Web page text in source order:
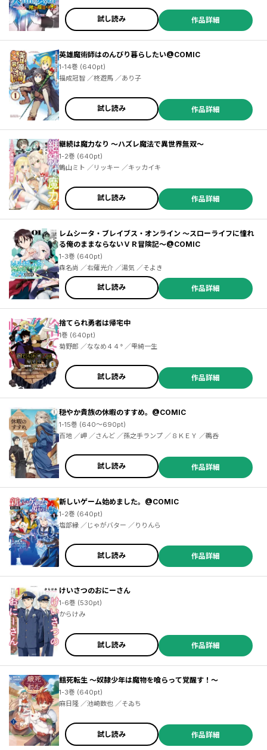
試し読み 作品詳細
英雄魔術師はのんびり暮らしたい@COMIC
1-14巻 (640pt)
福成冠智 ／柊遊馬 ／あり子
試し読み 作品詳細
継続は魔力なり ～ハズレ魔法で異世界無双～
1-2巻 (640pt)
鶴山ミト ／リッキー ／キッカイキ
試し読み 作品詳細
レムシータ・ブレイブス・オンライン ～スローライフに憧れ
る俺のままならないＶＲ冒険記～@COMIC
1-3巻 (640pt)
森名尚 ／右薙光介 ／湯気 ／そよき
試し読み 作品詳細
捨てられ勇者は帰宅中
1巻 (640pt)
菊野郎 ／ななめ４４° ／雫綺一生
試し読み 作品詳細
穏やか貴族の休暇のすすめ。@COMIC
1-15巻 (640～690pt)
百地 ／岬 ／さんど ／孫之手ランプ ／８ＫＥＹ ／鵜呑
試し読み 作品詳細
新しいゲーム始めました。@COMIC
1-2巻 (640pt)
塩部縁 ／じゃがバター ／りりんら
試し読み 作品詳細
けいさつのおにーさん
1-6巻 (530pt)
からけみ
試し読み 作品詳細
餓死転生 ～奴隷少年は魔物を喰らって覚醒す！～
1-3巻 (640pt)
麻日隆 ／池崎数也 ／そゐち
試し読み 作品詳細